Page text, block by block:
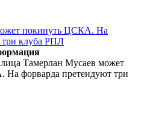
Тамерлан Мусаев может
форварда претендуют три